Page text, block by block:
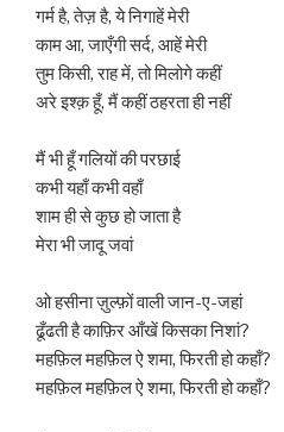
गर्म है, तेज़ है, ये निगाहें मेरी
काम आ, जाएँगी सर्द, आहें मेरी
तुम किसी, राह में, तो मिलोगे कहीं
अरे इश्क़ हूँ, मैं कहीं ठहरता ही नहीं
मैं भी हूँ गलियों की परछाई
कभी यहाँ कभी वहाँ
शाम ही से कुछ हो जाता है
मेरा भी जादू जवां
ओ हसीना ज़ुल्फ़ों वाली जान-ए-जहां
ढूँढती है काफ़िर आँखें किसका निशां?
महफ़िल महफ़िल ऐ शमा, फिरती हो कहाँ?
महफ़िल महफ़िल ऐ शमा, फिरती हो कहाँ?